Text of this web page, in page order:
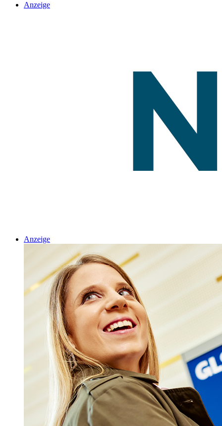
Anzeige
Anzeige